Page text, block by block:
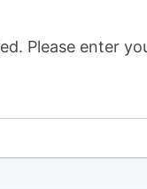
Please enter